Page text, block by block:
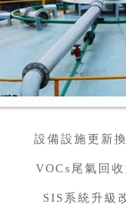
設備設施更新換
VOCs尾氣回收
SIS系統升級